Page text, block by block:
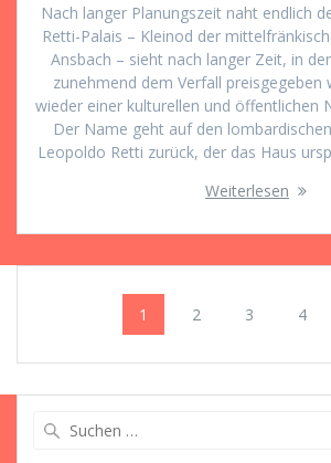
Nach langer Planungszeit naht endlich
Retti-Palais – Kleinod der
Ansbach – sieht nach langer Zeit, in
zunehmend dem Verfall preisgegeben
wieder einer kulturellen und öffentlichen
Der Name geht auf den
Leopoldo Retti zurück, der das Haus
Weiterlesen
Seite
1 Seite
2 Seite
3 Seite
4